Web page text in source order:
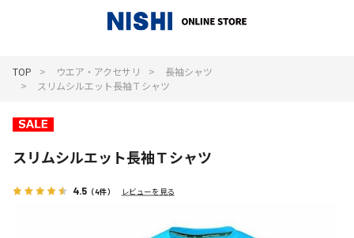
TOP ウエア・アクセサリ
長袖シャツ
スリムシルエット長袖Ｔシャツ
スリムシルエット長袖Ｔシャツ
4.5 （4件） レビューを見る